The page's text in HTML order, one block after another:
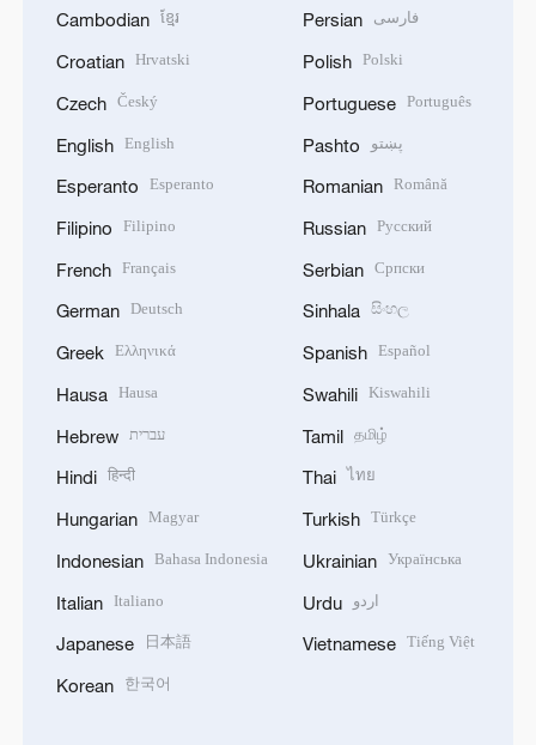
Cambodian ខ្មែរ
Croatian Hrvatski
Czech Český
English English
Esperanto Esperanto
Filipino Filipino
French Français
German Deutsch
Greek Ελληνικά
Hausa Hausa
Hebrew עברית
Hindi हिन्दी
Hungarian Magyar
Indonesian Bahasa Indonesia
Italian Italiano
Japanese 日本語
Korean 한국어
Persian فارسی
Polish Polski
Portuguese Português
Pashto پښتو
Romanian Română
Russian Русский
Serbian Српски
Sinhala සිංහල
Spanish Español
Swahili Kiswahili
Tamil தமிழ்
Thai ไทย
Turkish Türkçe
Ukrainian Українська
Urdu اردو
Vietnamese Tiếng Việt